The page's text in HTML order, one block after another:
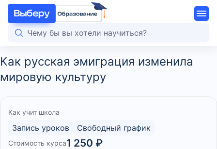
Как русская эмиграция изменила
мировую культуру
Как учит школа
Запись уроков Свободный график
Стоимость курса1 250 ₽